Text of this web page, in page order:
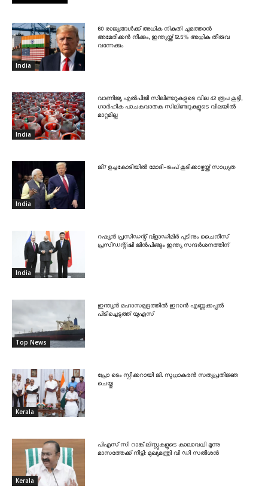
India
60 രാജ്യങ്ങൾക്ക് അധിക നികുതി ചുമത്താൻ
അമേരിക്കൻ നീക്കം, ഇന്ത്യയ്ക്ക് 12.5% അധിക തീരുവ
വന്നേക്കും
India
വാണിജ്യ എൽപിജി സിലിണ്ടറുകളുടെ വില 42 രൂപ കൂട്ടി,
ഗാർഹിക പാചകവാതക സിലിണ്ടറുകളുടെ വിലയിൽ
മാറ്റമില്ല
India
ജി7 ഉച്ചകോടിയിൽ മോദി-ട്രംപ് കൂടിക്കാഴ്ചയ്ക്ക് സാധ്യത
India
റഷ്യൻ പ്രസിഡന്റ് വ്‌ളാഡിമിർ പുടിനും ചൈനീസ്
പ്രസിഡന്റ്ഷി ജിൻപിങ്ങും ഇന്ത്യ സന്ദർശനത്തിന്
Top News
ഇന്ത്യൻ മഹാസമുദ്രത്തിൽ ഇറാൻ എണ്ണക്കപ്പൽ
പിടിച്ചെടുത്ത് യുഎസ്
Kerala
പ്രോ ടെം സ്പീക്കറായി ജി. സുധാകരൻ സത്യപ്രതിജ്ഞ
ചെയ്തു
Kerala
പിഎസ് സി റാങ്ക് ലിസ്റ്റുകളുടെ കാലാവധി മൂന്നു
മാസത്തേക്ക് നീട്ടി: മുഖ്യമന്ത്രി വി ഡി സതീശൻ